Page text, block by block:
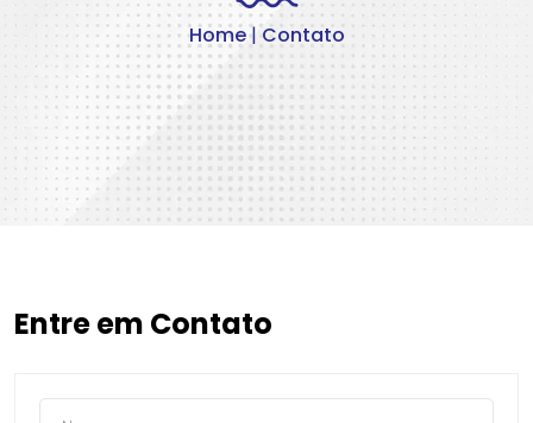
Home| Contato
Entre em Contato